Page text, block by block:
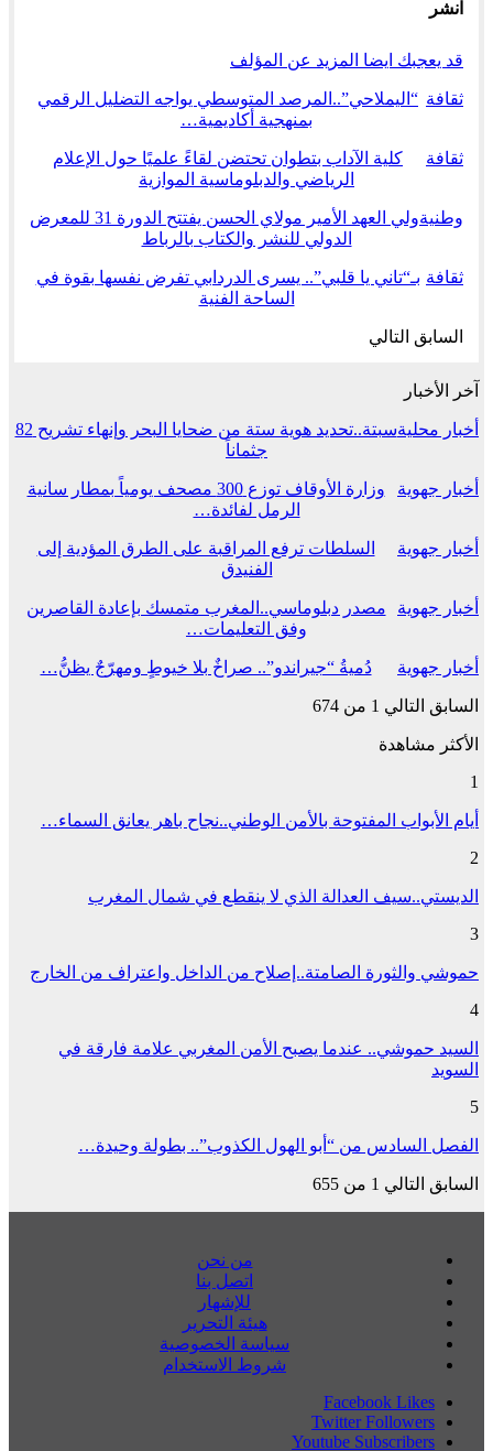
انشر
قد يعجبك ايضا المزيد عن المؤلف
ثقافة “اليملاحي”..المرصد المتوسطي يواجه التضليل الرقمي
بمنهجية أكاديمية…
ثقافة
كلية الآداب بتطوان تحتضن لقاءً علميًا حول الإعلام
الرياضي والدبلوماسية الموازية
وطنية
ولي العهد الأمير مولاي الحسن يفتتح الدورة 31 للمعرض
الدولي للنشر والكتاب بالرباط
ثقافة بـ“تاني يا قلبي”.. يسرى الدردابي تفرض نفسها بقوة في
الساحة الفنية
السابق التالي
آخر الأخبار
أخبار محلية
سبتة..تحديد هوية ستة من ضحايا البحر وإنهاء تشريح 82
جثماناً
أخبار جهوية
وزارة الأوقاف توزع 300 مصحف يومياً بمطار سانية
الرمل لفائدة…
أخبار جهوية
السلطات ترفع المراقبة على الطرق المؤدية إلى
الفنيدق
أخبار جهوية
مصدر دبلوماسي..المغرب متمسك بإعادة القاصرين
وفق التعليمات…
أخبار جهوية دُميةُ “جيراندو”.. صراخٌ بلا خيوطٍ ومهرّجٌ يظنُّ…
السابق التالي 1 من 674
الأكثر مشاهدة
1
أيام الأبواب المفتوحة بالأمن الوطني..نجاح باهر يعانق السماء…
2
الديستي..سيف العدالة الذي لا ينقطع في شمال المغرب
3
حموشي والثورة الصامتة..إصلاح من الداخل واعتراف من الخارج
4
السيد حموشي.. عندما يصبح الأمن المغربي علامة فارقة في
السويد
5
الفصل السادس من “أبو الهول الكذوب”.. بطولة وحيدة…
السابق التالي 1 من 655
من نحن
اتصل بنا
للإشهار
هيئة التحرير
سياسة الخصوصية
شروط الاستخدام
Facebook Likes
Twitter Followers
Youtube Subscribers